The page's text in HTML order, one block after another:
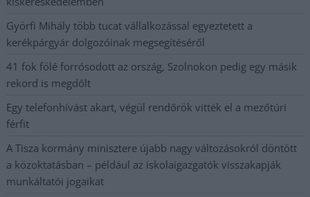
Györfi Mihály több tucat vállalkozással egyeztetett a
kerékpárgyár dolgozóinak megsegítéséről
41 fok fölé forrósodott az ország, Szolnokon pedig egy másik
rekord is megdőlt
Egy telefonhívást akart, végül rendőrök vitték el a mezőtúri
férfit
A Tisza kormány minisztere újabb nagy változásokról döntött
a közoktatásban – például az iskolaigazgatók visszakapják
munkáltatói jogaikat